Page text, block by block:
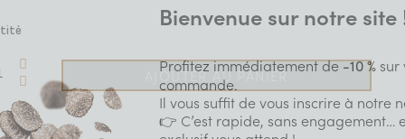
AJOUTER AU PANIER
Bienvenue sur notre site
Profitez immédiatement de-10 % sur
commande.
Il vous suffit de vous inscrire à notre
👉 C’est rapide, sans engagement…